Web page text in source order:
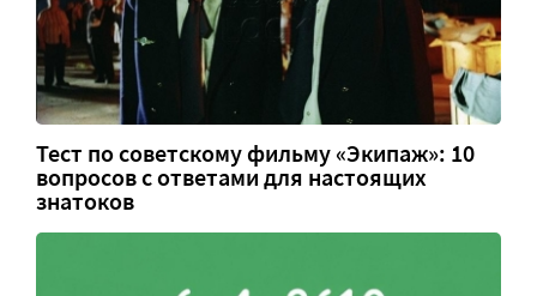
Тест по советскому фильму «Экипаж»: 10
вопросов с ответами для настоящих
знатоков